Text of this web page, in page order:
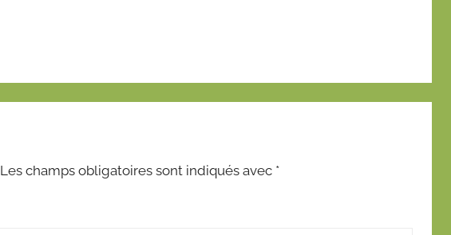
Les champs obligatoires sont indiqués avec *